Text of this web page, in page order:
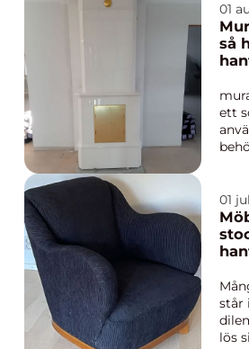
01
så
ett
och
eller
01
står
lös